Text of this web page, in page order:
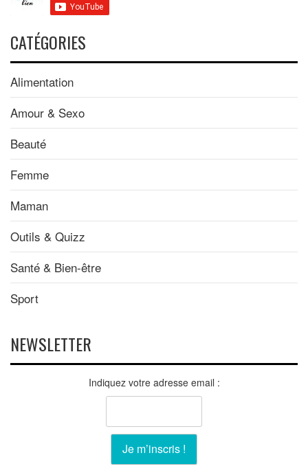
CATÉGORIES
Alimentation
Amour & Sexo
Beauté
Femme
Maman
Outils & Quizz
Santé & Bien-être
Sport
NEWSLETTER
Indiquez votre adresse email :